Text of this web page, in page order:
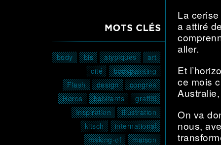
MOTS CLÉS
art
atypiques
bis
body
bodypainting
cité
congrès
design
Flash
graffiti
habitants
Héros
illustration
Inspiration
international
kitsch
maison
making-of
La
a attiré
aller.
Et
ce mois
On va
nous,